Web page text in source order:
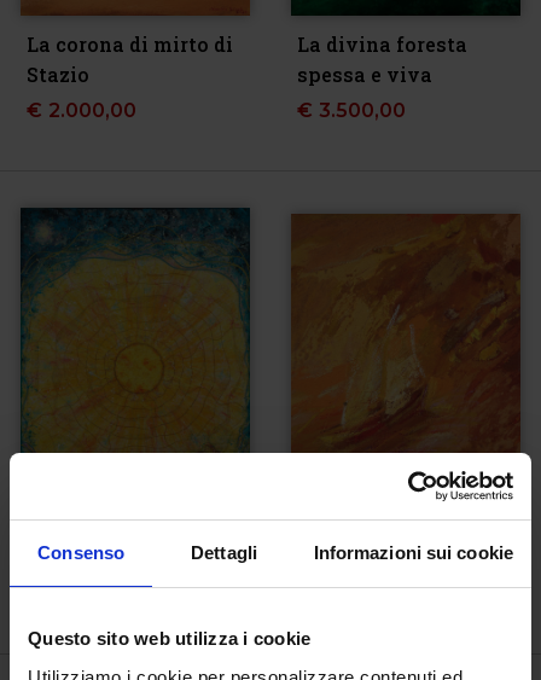
Consenso Dettagli Informazioni sui cookie
Questo sito web utilizza i cookie
La corona di mirto di
Stazio
€ 2.000,00
La divina foresta
spessa e viva
€ 3.500,00
Paradiso canto 29
€ 2.500,00
Paradiso canto XVII
€ 2.000,00